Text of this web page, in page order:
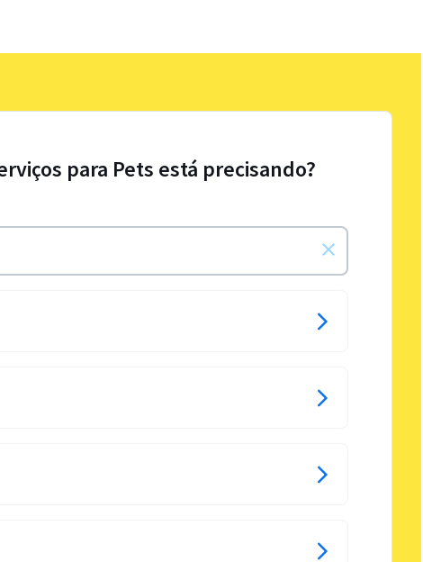
para Pets está precisando?